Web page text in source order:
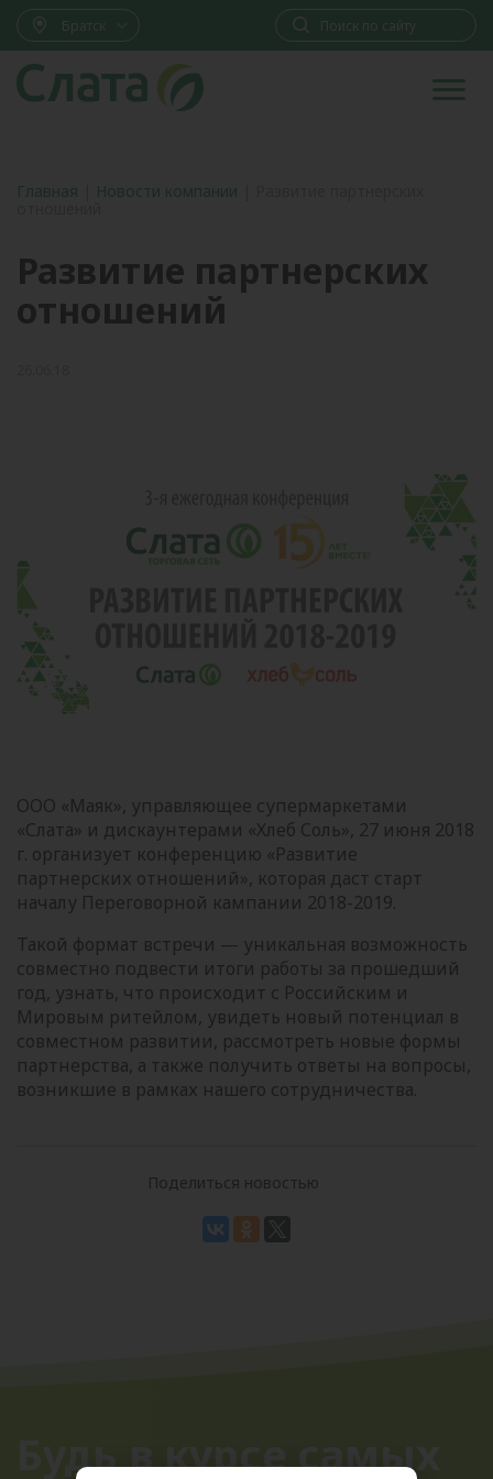
Братск
Главная Новости компании
Развитие партнерских
отношений
ООО «Маяк», управляющее супермаркетами
«Слата» и дискаунтерами «Хлеб Соль», 27 июня 2018
г. организует конференцию «Развитие
партнерских отношений», которая даст старт
началу Переговорной кампании 2018-2019.
Такой формат встречи — уникальная возможность
совместно подвести итоги работы за прошедший
год, узнать, что происходит с Российским и
Мировым ритейлом, увидеть новый потенциал в
совместном развитии, рассмотреть новые формы
партнерства, а также получить ответы на вопросы,
возникшие в рамках нашего сотрудничества.
Поделиться новостью
Будь в курсе самых